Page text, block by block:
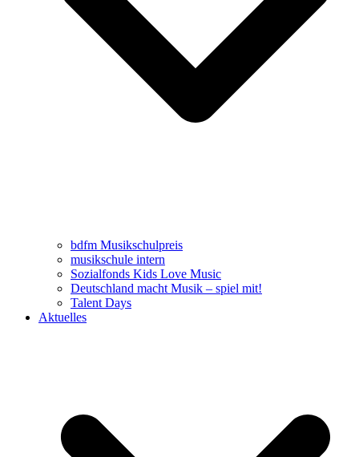
bdfm Musikschulpreis
musikschule intern
Sozialfonds Kids Love Music
Deutschland macht Musik – spiel mit!
Talent Days
Aktuelles